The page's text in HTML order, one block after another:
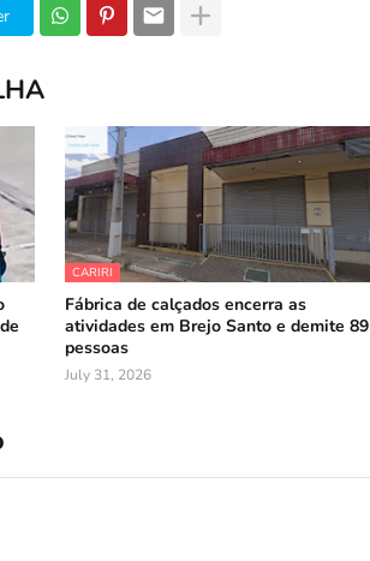
CARIRI
Fábrica de calçados encerra as
atividades em Brejo Santo e demite 89
pessoas
July 31, 2026